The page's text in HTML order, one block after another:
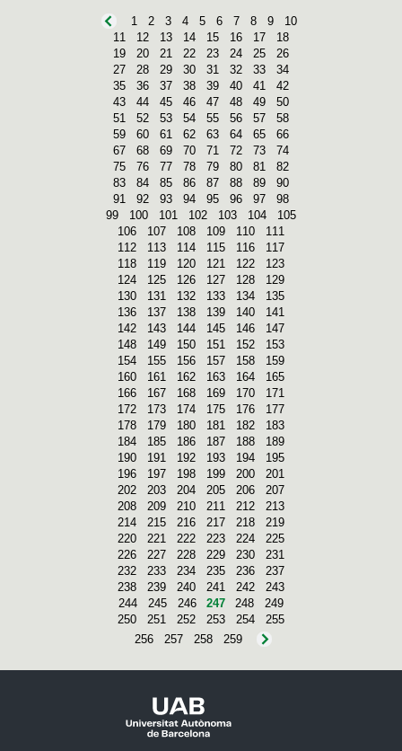
1 2 3 4 5 6 7 8 9
10
11
12 13 14 15 16 17
18
19
20 21 22 23 24 25
26
27
28 29 30 31 32 33
34
35
36 37 38 39 40 41
42
43
44 45 46 47 48 49
50
51
52 53 54 55 56 57
58
59
60 61 62 63 64 65
66
67
68 69 70 71 72 73
74
75
76 77 78 79 80 81
82
83
84 85 86 87 88 89
90
91
92 93 94 95 96 97
98
99
100 101 102 103 104
105
106
107 108 109 110
111
112
113 114 115 116
117
118
119 120 121 122
123
124
125 126 127 128
129
130
131 132 133 134
135
136
137 138 139 140
141
142
143 144 145 146
147
148
149 150 151 152
153
154
155 156 157 158
159
160
161 162 163 164
165
166
167 168 169 170
171
172
173 174 175 176
177
178
179 180 181 182
183
184
185 186 187 188
189
190
191 192 193 194
195
196
197 198 199 200
201
202
203 204 205 206
207
208
209 210 211 212
213
214
215 216 217 218
219
220
221 222 223 224
225
226
227 228 229 230
231
232
233 234 235 236
237
238
239 240 241 242
243
244
245 246 247 248
249
250
251 252 253 254
255
256
257 258 259